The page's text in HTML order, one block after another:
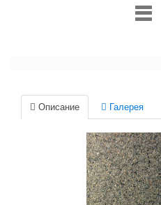
Описание Галерея